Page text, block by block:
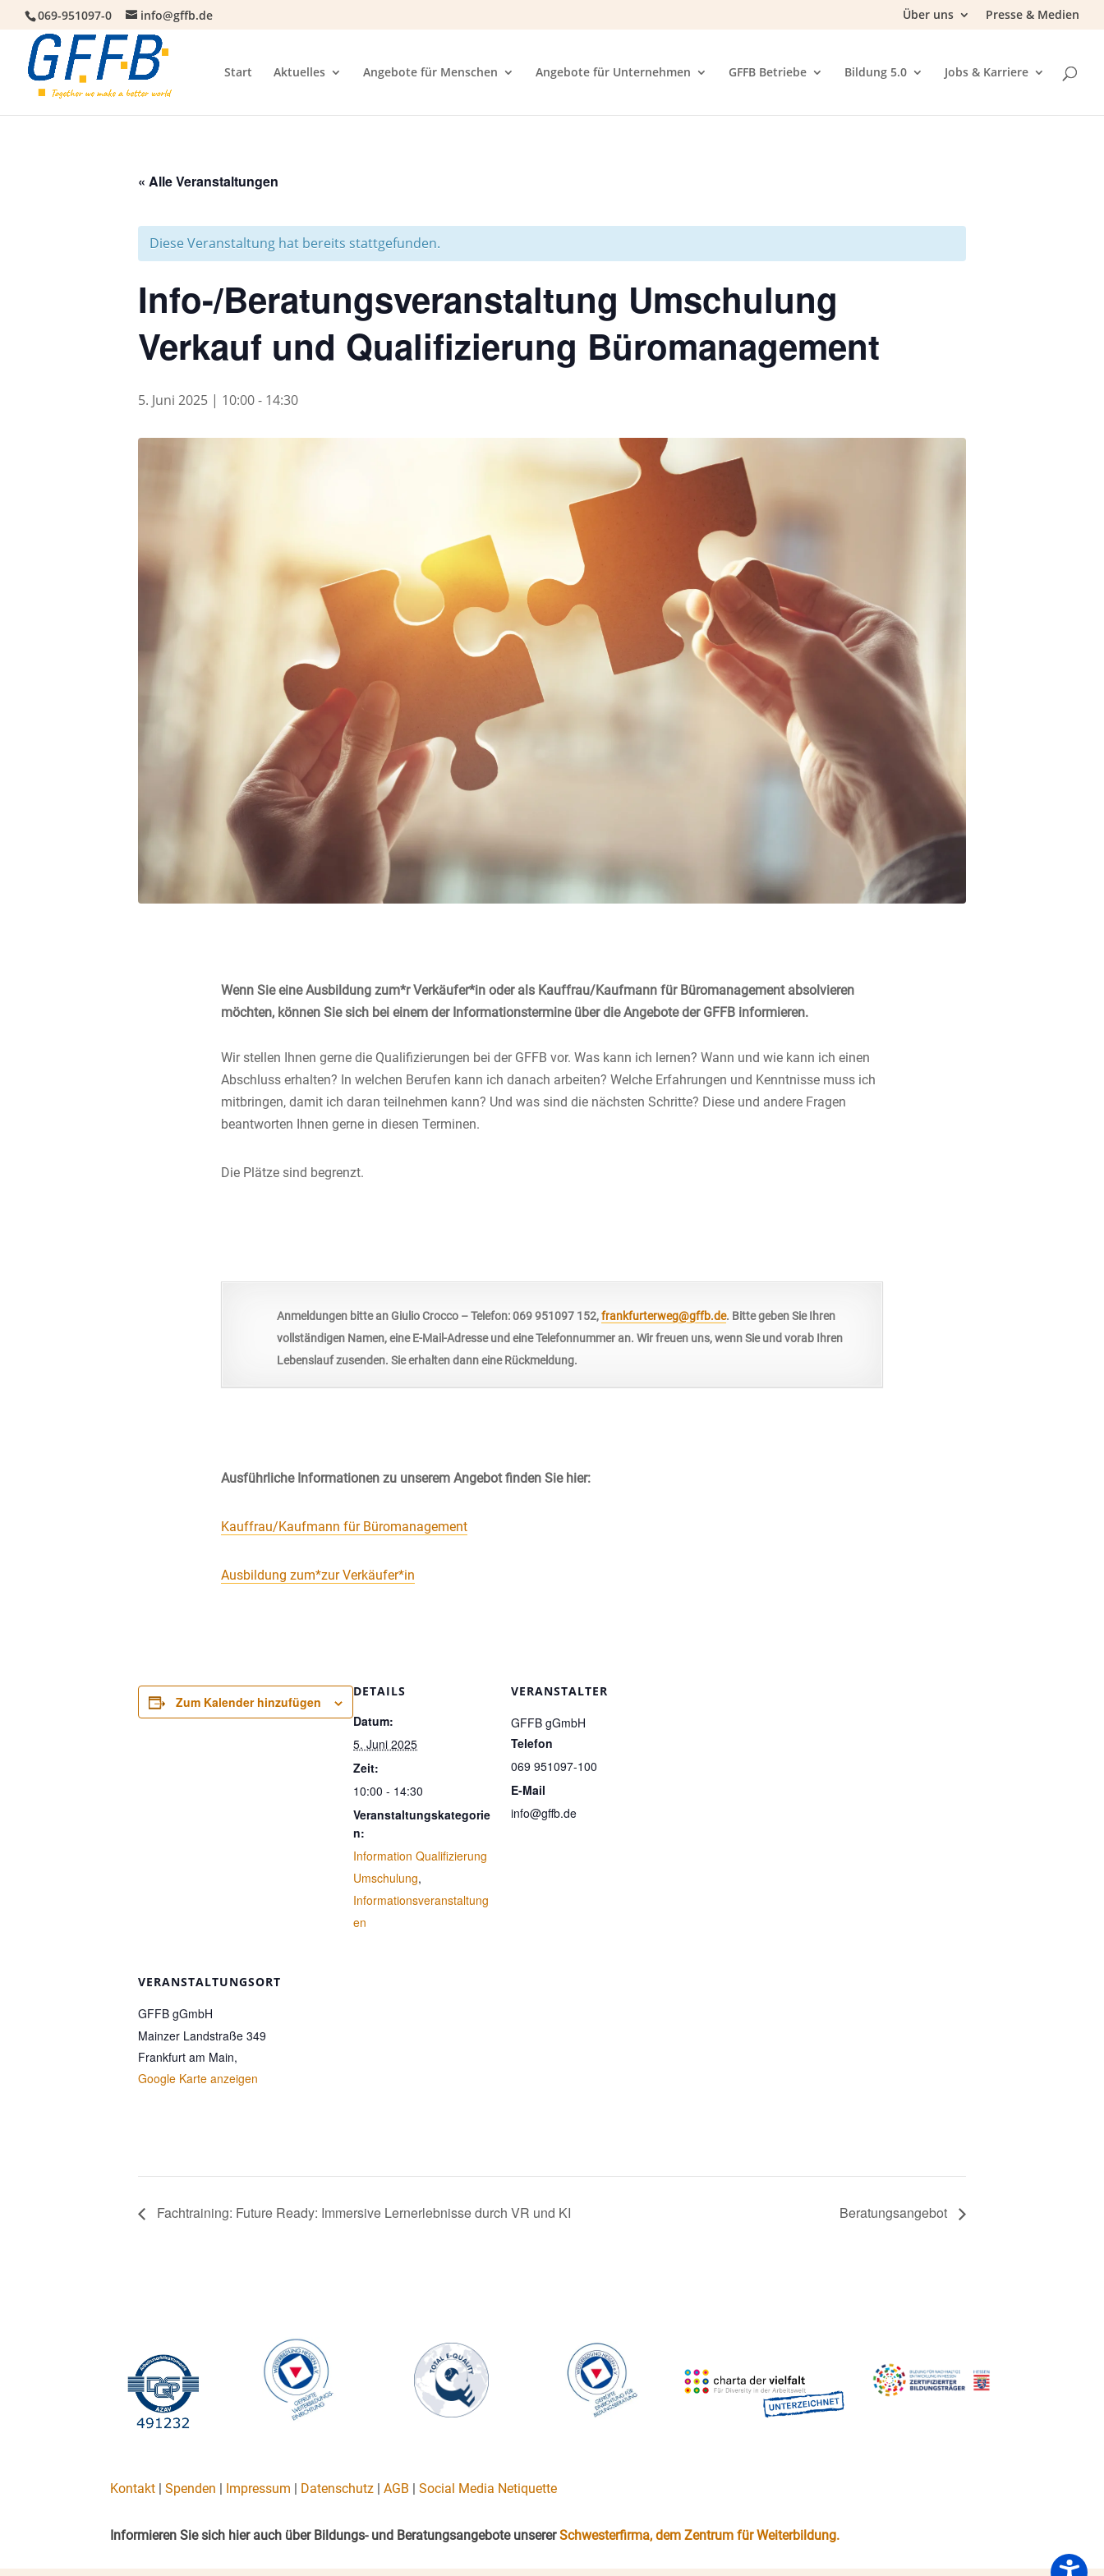
069-951097-0 info@gffb.de Über uns Presse & Medien
Start Aktuelles Angebote für Menschen Angebote für Unternehmen GFFB Betriebe Bildung 5.0 Jobs & Karriere
« Alle Veranstaltungen
Diese Veranstaltung hat bereits stattgefunden.
Info-/Beratungsveranstaltung Umschulung
Verkauf und Qualifizierung Büromanagement
5. Juni 2025 | 10:00- 14:30
Wenn Sie eine Ausbildung zum*r Verkäufer*in oder als Kauffrau/Kaufmann für Büromanagement absolvieren
möchten, können Sie sich bei einem der Informationstermine über die Angebote der GFFB informieren.
Wir stellen Ihnen gerne die Qualifizierungen bei der GFFB vor. Was kann ich lernen? Wann und wie kann ich einen
Abschluss erhalten? In welchen Berufen kann ich danach arbeiten? Welche Erfahrungen und Kenntnisse muss ich
mitbringen, damit ich daran teilnehmen kann? Und was sind die nächsten Schritte? Diese und andere Fragen
beantworten Ihnen gerne in diesen Terminen.
Die Plätze sind begrenzt.
Anmeldungen bitte an Giulio Crocco – Telefon: 069 951097 152,frankfurterweg@gffb.de. Bitte geben Sie Ihren
vollständigen Namen, eine E-Mail-Adresse und eine Telefonnummer an. Wir freuen uns, wenn Sie und vorab Ihren
Lebenslauf zusenden. Sie erhalten dann eine Rückmeldung.
Ausführliche Informationen zu unserem Angebot finden Sie hier:
Kauffrau/Kaufmann für Büromanagement
Ausbildung zum*zur Verkäufer*in
Zum Kalender hinzufügen
DETAILS
Datum:
5. Juni 2025
Zeit:
10:00 - 14:30
Veranstaltungskategorie
n:
Information Qualifizierung
Umschulung,
Informationsveranstaltung
en
VERANSTALTER
GFFB gGmbH
Telefon
069 951097-100
E-Mail
info@gffb.de
VERANSTALTUNGSORT
GFFB gGmbH
Mainzer Landstraße 349
Frankfurt am Main,
Google Karte anzeigen
Fachtraining: Future Ready: Immersive Lernerlebnisse durch VR und KI Beratungsangebot
Kontakt |Spenden Impressum Datenschutz |AGB |Social Media Netiquette
Informieren Sie sich hier auch über Bildungs- und Beratungsangebote unsererSchwesterfirma, dem Zentrum für Weiterbildung.